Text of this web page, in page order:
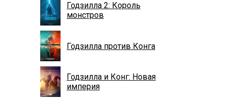
Годзилла 2: Король
монстров
Годзилла против Конга
Годзилла и Конг: Новая
империя